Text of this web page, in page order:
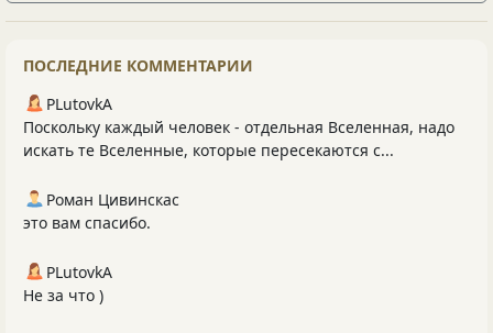
ПОСЛЕДНИЕ КОММЕНТАРИИ
PLutоvkА
Поскольку каждый человек - отдельная Вселенная, надо
искать те Вселенные, которые пересекаются с...
Роман Цивинскас
это вам спасибо.
PLutоvkА
Не за что )